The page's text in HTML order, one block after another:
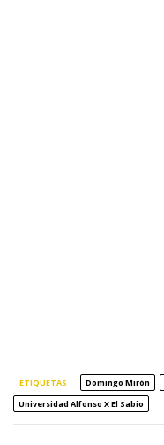
ETIQUETAS Domingo Mirón
Universidad Alfonso X El Sabio